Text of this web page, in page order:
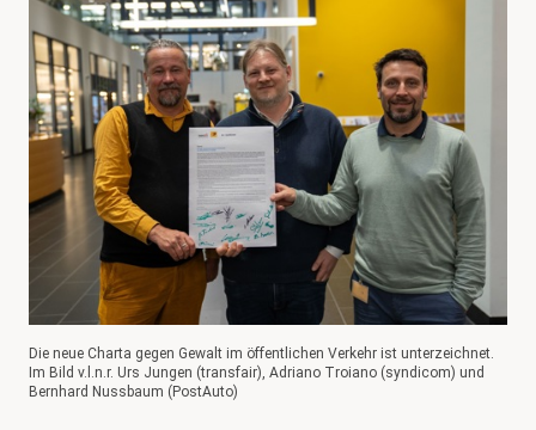
Die neue Charta gegen Gewalt im öffentlichen Verkehr ist unterzeichnet.
Im Bild v.l.n.r. Urs Jungen (transfair), Adriano Troiano (syndicom) und
Bernhard Nussbaum (PostAuto)